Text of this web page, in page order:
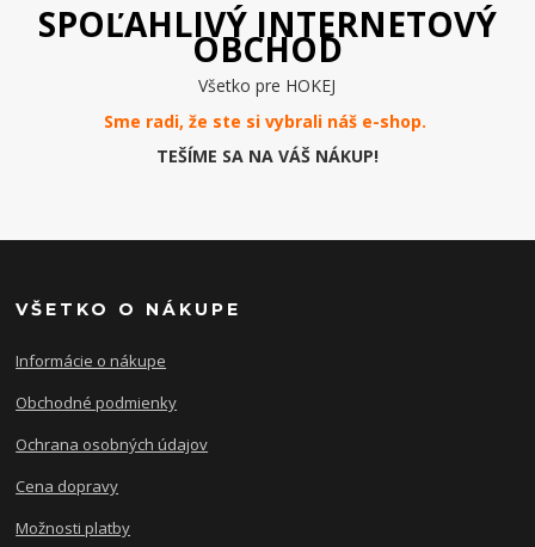
SPOĽAHLIVÝ INTERNETOVÝ
OBCHOD
Všetko pre HOKEJ
Sme radi, že ste si vybrali náš e-shop.
TEŠÍME SA NA VÁŠ NÁKUP!
VŠETKO O NÁKUPE
Informácie o nákupe
Obchodné podmienky
Ochrana osobných údajov
Cena dopravy
Možnosti platby